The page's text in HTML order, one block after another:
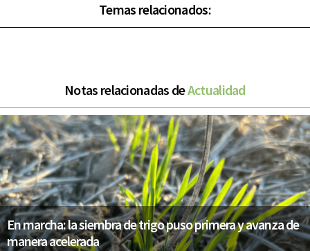
Temas relacionados:
Notas relacionadas deActualidad
En marcha: la siembra de trigo puso primera y avanza de
manera acelerada